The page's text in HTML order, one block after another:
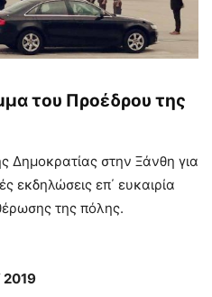
του Προέδρου της
Δημοκρατίας στην Ξάνθη για
εκδηλώσεις επ΄ ευκαιρία
της πόλης.